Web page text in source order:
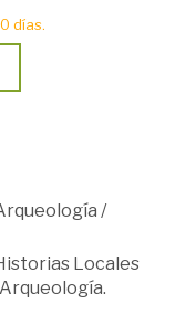
días.
/
Locales